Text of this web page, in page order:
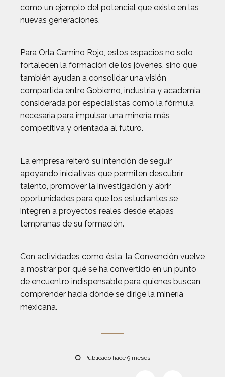
como un ejemplo del potencial que existe en las
nuevas generaciones.
Para Orla Camino Rojo, estos espacios no solo
fortalecen la formación de los jóvenes, sino que
también ayudan a consolidar una visión
compartida entre Gobierno, industria y academia,
considerada por especialistas como la fórmula
necesaria para impulsar una minería más
competitiva y orientada al futuro.
La empresa reiteró su intención de seguir
apoyando iniciativas que permiten descubrir
talento, promover la investigación y abrir
oportunidades para que los estudiantes se
integren a proyectos reales desde etapas
tempranas de su formación.
Con actividades como ésta, la Convención vuelve
a mostrar por qué se ha convertido en un punto
de encuentro indispensable para quienes buscan
comprender hacia dónde se dirige la minería
mexicana.
Publicado hace 9 meses